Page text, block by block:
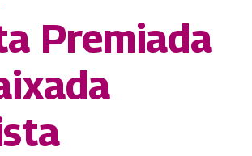
Premiada